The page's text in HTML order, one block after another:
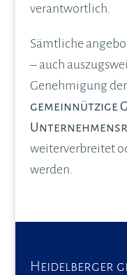
verantwortlich.
Sämtliche
– auch
Genehmigung der
gemeinnützige
weiterverbreitet
werden.
Heidelberger